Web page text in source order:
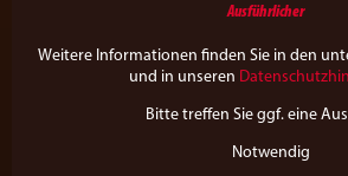
Ausführlicher
Weitere Informationen finden Sie in den
und in unseren
Bitte treffen Sie ggf. eine
Notwendig